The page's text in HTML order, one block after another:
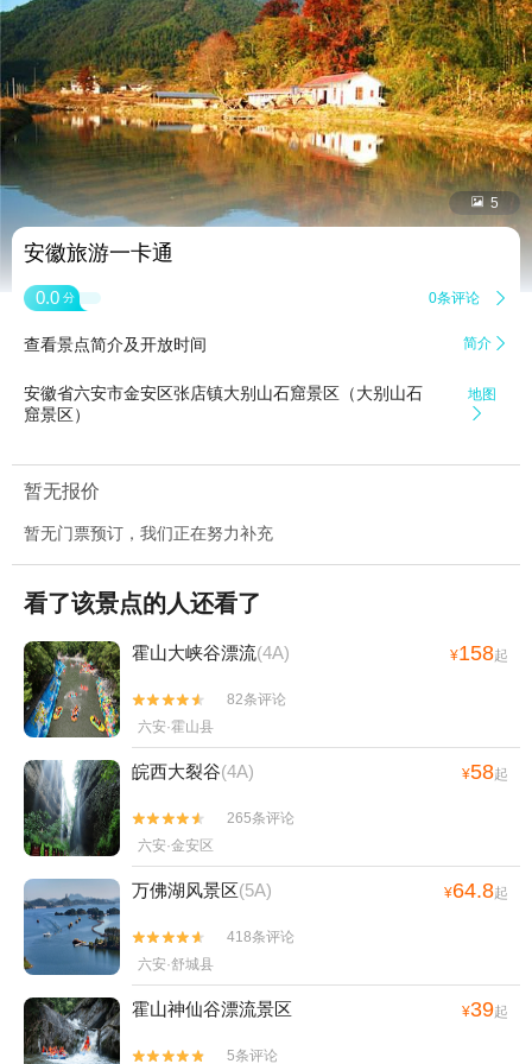
 5
安徽旅游一卡通
0.0 分 0条评论 
查看景点简介及开放时间 简介 
安徽省六安市金安区张店镇大别山石窟景区（大别山石
窟景区）
地图

暂无报价
暂无门票预订，我们正在努力补充
看了该景点的人还看了
霍山大峡谷漂流(4A) ¥158起


82条评论
六安·霍山县
皖西大裂谷(4A) ¥58起


265条评论
六安·金安区
万佛湖风景区(5A) ¥64.8起


418条评论
六安·舒城县
霍山神仙谷漂流景区 ¥39起

 5条评论
